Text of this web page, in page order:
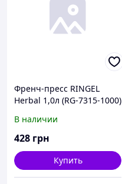
Френч-пресс RINGEL
Herbal 1,0л (RG-7315-1000)
В наличии
428 грн
Купить